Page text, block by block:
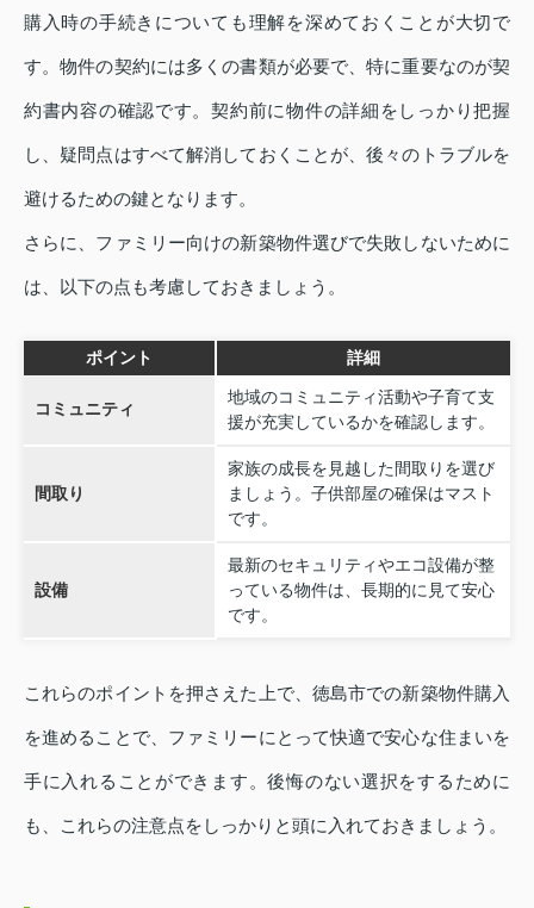
購入時の手続きについても理解を深めておくことが大切で
す。物件の契約には多くの書類が必要で、特に重要なのが契
約書内容の確認です。契約前に物件の詳細をしっかり把握
し、疑問点はすべて解消しておくことが、後々のトラブルを
避けるための鍵となります。
さらに、ファミリー向けの新築物件選びで失敗しないために
は、以下の点も考慮しておきましょう。
ポイント 詳細
コミュニティ
地域のコミュニティ活動や子育て支
援が充実しているかを確認します。
間取り
家族の成長を見越した間取りを選び
ましょう。子供部屋の確保はマスト
です。
設備
最新のセキュリティやエコ設備が整
っている物件は、長期的に見て安心
です。
これらのポイントを押さえた上で、徳島市での新築物件購入
を進めることで、ファミリーにとって快適で安心な住まいを
手に入れることができます。後悔のない選択をするために
も、これらの注意点をしっかりと頭に入れておきましょう。